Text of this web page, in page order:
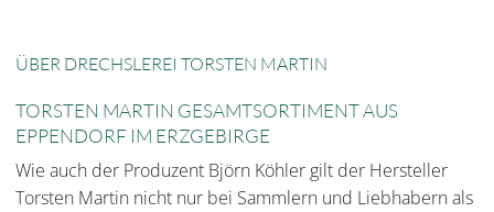
ÜBER DRECHSLEREI TORSTEN MARTIN
TORSTEN MARTIN GESAMTSORTIMENT AUS
EPPENDORF IM ERZGEBIRGE
Wie auch der Produzent Björn Köhler gilt der Hersteller
Torsten Martin nicht nur bei Sammlern und Liebhabern als